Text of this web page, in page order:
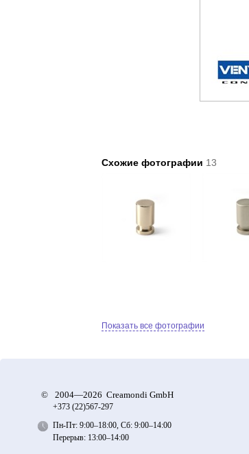
Схожие фотографии 13
Показать все фотографии
© 2004—2026 Creamondi GmbH
+373 (22)567-297
Пн-Пт: 9:00–18:00, Сб: 9:00–14:00
Перерыв: 13:00–14:00